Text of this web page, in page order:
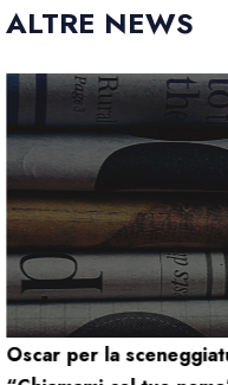
ALTRE NEWS
Oscar per la